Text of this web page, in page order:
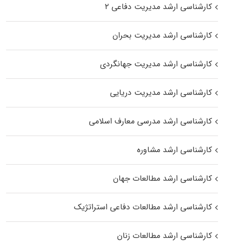
کارشناسی ارشد مدیریت دفاعی ۲
کارشناسی ارشد مدیریت بحران
کارشناسی ارشد مدیریت جهانگردی
کارشناسی ارشد مدیریت دریایی
کارشناسی ارشد مدرسی معارف اسلامی
کارشناسی ارشد مشاوره
کارشناسی ارشد مطالعات جهان
کارشناسی ارشد مطالعات دفاعی استراتژیک
کارشناسی ارشد مطالعات زنان